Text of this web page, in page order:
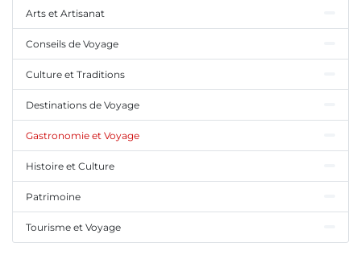
Arts et Artisanat
Conseils de Voyage
Culture et Traditions
Destinations de Voyage
Gastronomie et Voyage
Histoire et Culture
Patrimoine
Tourisme et Voyage